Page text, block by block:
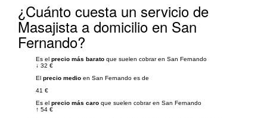
¿Cuánto cuesta un servicio de
Masajista a domicilio en San
Fernando?
Es el precio más barato que suelen cobrar en San Fernando
↓ 32 €
El precio medio en San Fernando es de
41 €
Es el precio más caro que suelen cobrar en San Fernando
↑ 54 €